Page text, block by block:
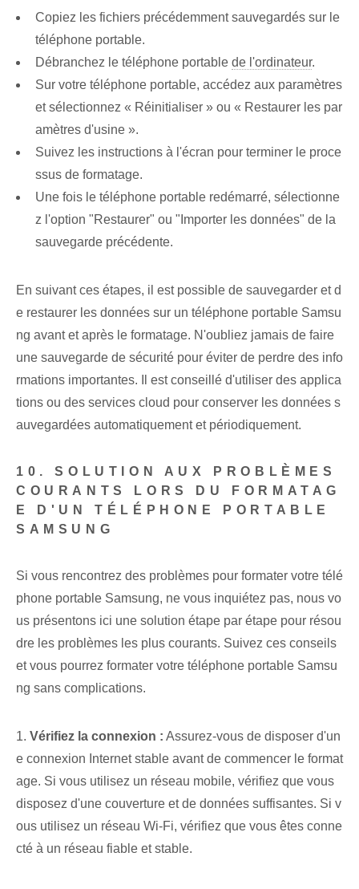
Copiez les fichiers précédemment sauvegardés sur le
téléphone portable.
Débranchez le téléphone portable de l'ordinateur.
Sur votre téléphone portable, accédez aux paramètres
et sélectionnez « Réinitialiser » ou « Restaurer les par
amètres d'usine ».
Suivez les instructions à l'écran pour terminer le proce
ssus de formatage.
Une fois le téléphone portable redémarré, sélectionne
z l'option "Restaurer" ou "Importer les données" de la
sauvegarde précédente.
En suivant ces étapes, il est possible de sauvegarder et d
e restaurer les données sur un téléphone portable Samsu
ng avant et après le formatage. N'oubliez jamais de faire
une sauvegarde de sécurité pour éviter de perdre des info
rmations importantes. Il est conseillé d'utiliser des applica
tions ou des services cloud pour conserver les données s
auvegardées automatiquement et périodiquement.
10. SOLUTION AUX PROBLÈMES
COURANTS LORS DU FORMATAG
E D'UN TÉLÉPHONE PORTABLE
SAMSUNG
Si vous rencontrez des problèmes pour formater votre télé
phone portable Samsung, ne vous inquiétez pas, nous vo
us présentons ici une solution étape par étape pour résou
dre les problèmes les plus courants. Suivez ces conseils
et vous pourrez formater votre téléphone portable Samsu
ng sans complications.
1. Vérifiez la connexion : Assurez-vous de disposer d'un
e connexion Internet stable avant de commencer le format
age. Si vous utilisez un réseau mobile, vérifiez que vous
disposez d'une couverture et de données suffisantes. Si v
ous utilisez un réseau Wi-Fi, vérifiez que vous êtes conne
cté à un réseau fiable et stable.